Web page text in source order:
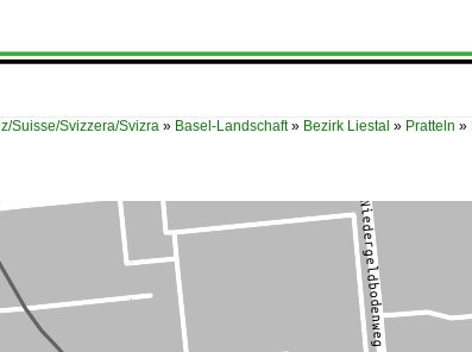
Suisse/Svizzera/Svizra » Basel-Landschaft» Bezirk Liestal » Pratteln »